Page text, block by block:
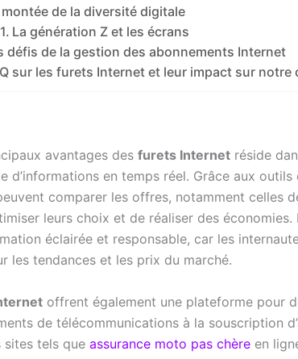
montée de la diversité digitale
La génération Z et les écrans
défis de la gestion des abonnements Internet
sur les furets Internet et leur impact sur notre
avantages des furets Internet réside
d’informations en temps réel. Grâce aux outils
comparer les offres, notamment celles
leurs choix et de réaliser des
éclairée et responsable, car les
les tendances et les prix du marché.
offrent également une plateforme pour
de télécommunications à la souscription
sites tels que assurance moto pas chère en